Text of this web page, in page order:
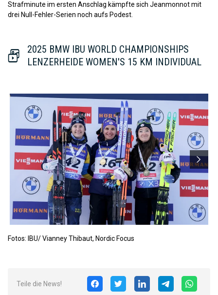
Strafminute im ersten Anschlag kämpfte sich Jeanmonnot mit
drei Null-Fehler-Serien noch aufs Podest.
2025 BMW IBU WORLD CHAMPIONSHIPS
LENZERHEIDE WOMEN'S 15 KM INDIVIDUAL
Fotos: IBU/ Vianney Thibaut, Nordic Focus
Teile die News!